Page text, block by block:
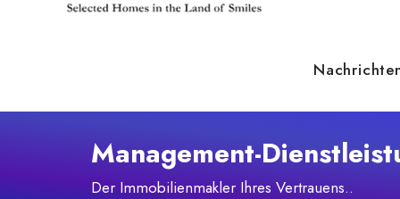
Management-
Der Immobilienmakler Ihres Vertrauens..